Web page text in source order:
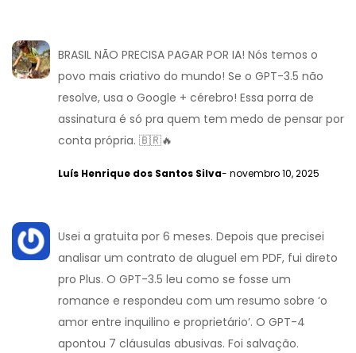
BRASIL NÃO PRECISA PAGAR POR IA! Nós temos o
povo mais criativo do mundo! Se o GPT-3.5 não
resolve, usa o Google + cérebro! Essa porra de
assinatura é só pra quem tem medo de pensar por
conta própria. 🇧🇷🔥
Luís Henrique dos Santos Silva- novembro 10, 2025
Usei a gratuita por 6 meses. Depois que precisei
analisar um contrato de aluguel em PDF, fui direto
pro Plus. O GPT-3.5 leu como se fosse um
romance e respondeu com um resumo sobre ‘o
amor entre inquilino e proprietário’. O GPT-4
apontou 7 cláusulas abusivas. Foi salvação.